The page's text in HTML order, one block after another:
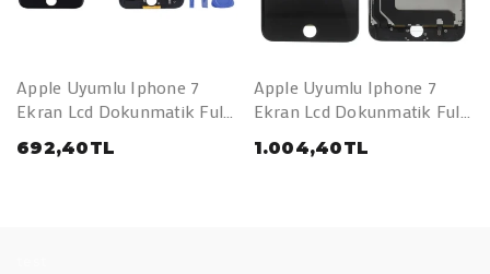
Apple Uyumlu Iphone 7
Ekran Lcd Dokunmatik Full
692,40TL
Apple Uyumlu Iphone 7
Ekran Lcd Dokunmatik Full
1.004,40TL